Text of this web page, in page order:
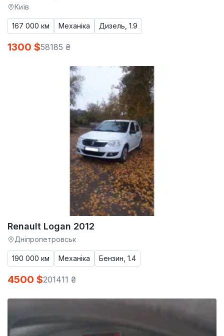
Київ
167 000 км Механіка Дизель, 1.9
1300 $58185 ₴
Renault Logan 2012
Дніпропетровськ
190 000 км Механіка Бензин, 1.4
4500 $201411 ₴